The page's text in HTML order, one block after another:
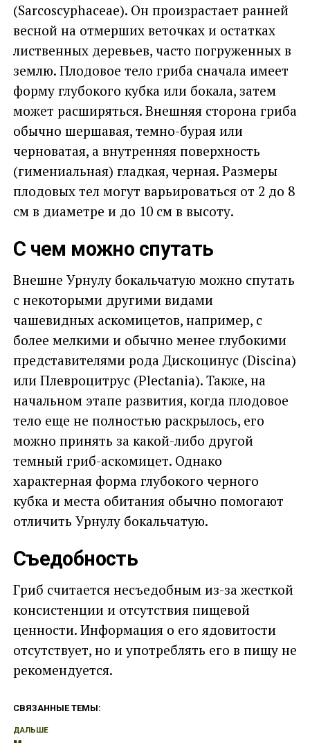
(Sarcoscyphaceae). Он произрастает ранней
весной на отмерших веточках и остатках
лиственных деревьев, часто погруженных в
землю. Плодовое тело гриба сначала имеет
форму глубокого кубка или бокала, затем
может расширяться. Внешняя сторона гриба
обычно шершавая, темно-бурая или
черноватая, а внутренняя поверхность
(гимениальная) гладкая, черная. Размеры
плодовых тел могут варьироваться от 2 до 8
см в диаметре и до 10 см в высоту.
С чем можно спутать
Внешне Урнулу бокальчатую можно спутать
с некоторыми другими видами
чашевидных аскомицетов, например, с
более мелкими и обычно менее глубокими
представителями рода Дискоцинус (Discina)
или Плевроцитрус (Plectania). Также, на
начальном этапе развития, когда плодовое
тело еще не полностью раскрылось, его
можно принять за какой-либо другой
темный гриб-аскомицет. Однако
характерная форма глубокого черного
кубка и места обитания обычно помогают
отличить Урнулу бокальчатую.
Съедобность
Гриб считается несъедобным из-за жесткой
консистенции и отсутствия пищевой
ценности. Информация о его ядовитости
отсутствует, но и употреблять его в пищу не
рекомендуется.
СВЯЗАННЫЕ ТЕМЫ:
ДАЛЬШЕ